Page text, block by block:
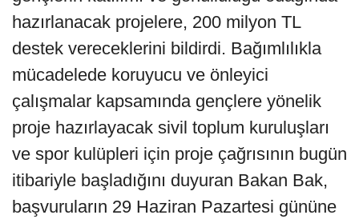
hazırlanacak projelere, 200 milyon TL
destek vereceklerini bildirdi. Bağımlılıkla
mücadelede koruyucu ve önleyici
çalışmalar kapsamında gençlere yönelik
proje hazırlayacak sivil toplum kuruluşları
ve spor kulüpleri için proje çağrısının bugün
itibariyle başladığını duyuran Bakan Bak,
başvuruların 29 Haziran Pazartesi gününe